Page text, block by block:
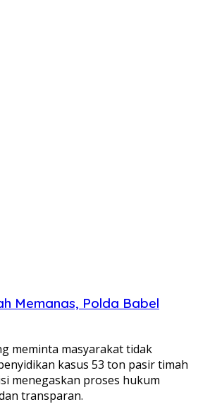
Memanas, Polda Babel
meminta masyarakat tidak
kasus 53 ton pasir timah
menegaskan proses hukum
transparan.